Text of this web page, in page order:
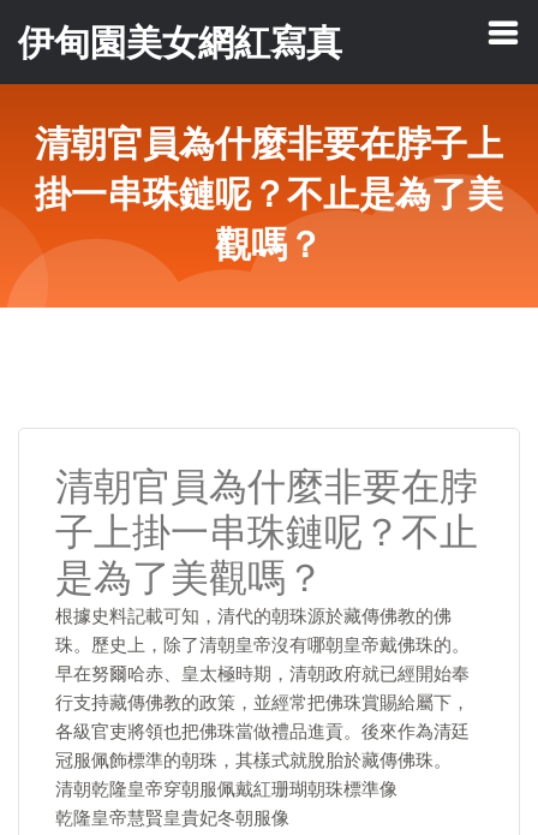
伊甸園美女網紅寫真
清朝官員為什麼非要在脖子上
掛一串珠鏈呢？不止是為了美
觀嗎？
清朝官員為什麼非要在脖
子上掛一串珠鏈呢？不止
是為了美觀嗎？
根據史料記載可知，清代的朝珠源於藏傳佛教的佛
珠。歷史上，除了清朝皇帝沒有哪朝皇帝戴佛珠的。
早在努爾哈赤、皇太極時期，清朝政府就已經開始奉
行支持藏傳佛教的政策，並經常把佛珠賞賜給屬下，
各級官吏將領也把佛珠當做禮品進貢。後來作為清廷
冠服佩飾標準的朝珠，其樣式就脫胎於藏傳佛珠。
清朝乾隆皇帝穿朝服佩戴紅珊瑚朝珠標準像
乾隆皇帝慧賢皇貴妃冬朝服像